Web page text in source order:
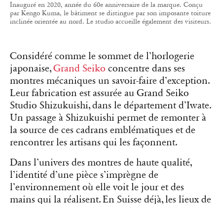
Inauguré en 2020, année du 60e anniversaire de la marque. Conçu
par Kengo Kuma, le bâtiment se distingue par son imposante toiture
inclinée orientée au nord. Le studio accueille également des visiteurs.
Considéré comme le sommet de l’horlogerie
japonaise,Grand Seiko concentre dans ses
montres mécaniques un savoir-faire d’exception.
Leur fabrication est assurée au Grand Seiko
Studio Shizukuishi, dans le département d’Iwate.
Un passage à Shizukuishi permet de remonter à
la source de ces cadrans emblématiques et de
rencontrer les artisans qui les façonnent.
Dans l’univers des montres de haute qualité,
l’identité d’une pièce s’imprègne de
l’environnement où elle voit le jour et des
mains qui la réalisent. En Suisse déjà, les lieux de